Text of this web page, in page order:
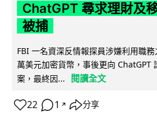
ChatGPT 尋求理財及
被捕
FBI 一名資深反情報探員涉嫌利用職
萬美元加密貨幣，事後更向 ChatGPT
案，最終因...
閱讀全文
22 1 ↗ 分享